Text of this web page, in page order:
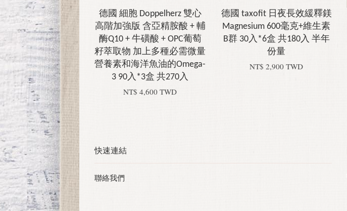
德國 細胞 Doppelherz 雙心
高階加強版 含亞精胺酸 + 輔
酶Q10 + 牛磺酸 + OPC葡萄
籽萃取物 加上多種必需微量
營養素和海洋魚油的Omega-
3 90入*3盒 共270入
NT$ 4,600 TWD
德國 taxofit 日夜長效緩釋鎂
Magnesium 600毫克+維生素
B群 30入*6盒 共180入 半年
份量
NT$ 2,900 TWD
快速連結
聯絡我們